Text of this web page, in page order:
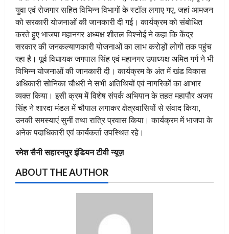
युवा एवं रोजगार सहित विभिन्न विभागों के स्टॉल लगाए गए, जहां आमजन
को सरकारी योजनाओं की जानकारी दी गई। कार्यक्रम को संबोधित
करते हुए भाजपा महानगर अध्यक्ष शीतल विश्नोई ने कहा कि केंद्र
सरकार की जनकल्याणकारी योजनाओं का लाभ करोड़ों लोगों तक पहुंच
रहा है। पूर्व विधायक जगपाल सिंह एवं महानगर उपाध्यक्ष अमित गर्ग ने भी
विभिन्न योजनाओं की जानकारी दी। कार्यक्रम के अंत में खंड विकास
अधिकारी सोनिका चौधरी ने सभी अतिथियों एवं नागरिकों का आभार
व्यक्त किया। इसी क्रम में विशेष संपर्क अभियान के तहत महापौर अजय
सिंह ने शारदा मंडल में चौपाल लगाकर क्षेत्रवासियों से संवाद किया,
उनकी समस्याएं सुनीं तथा रात्रि प्रवास किया। कार्यक्रम में भाजपा के
अनेक पदाधिकारी एवं कार्यकर्ता उपस्थित रहे।
रमेश सैनी सहारनपुर इंडियन टीवी न्यूज़
ABOUT THE AUTHOR